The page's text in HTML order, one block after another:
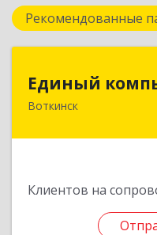
Рекомендованные
Единый
Воткинск
Клиентов на
Единый